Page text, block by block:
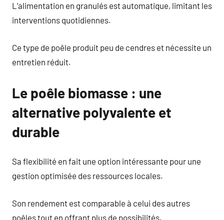
L’alimentation en granulés est automatique, limitant les
interventions quotidiennes.
Ce type de poêle produit peu de cendres et nécessite un
entretien réduit.
Le poêle biomasse : une
alternative polyvalente et
durable
Sa flexibilité en fait une option intéressante pour une
gestion optimisée des ressources locales.
Son rendement est comparable à celui des autres
poêles tout en offrant plus de possibilités.